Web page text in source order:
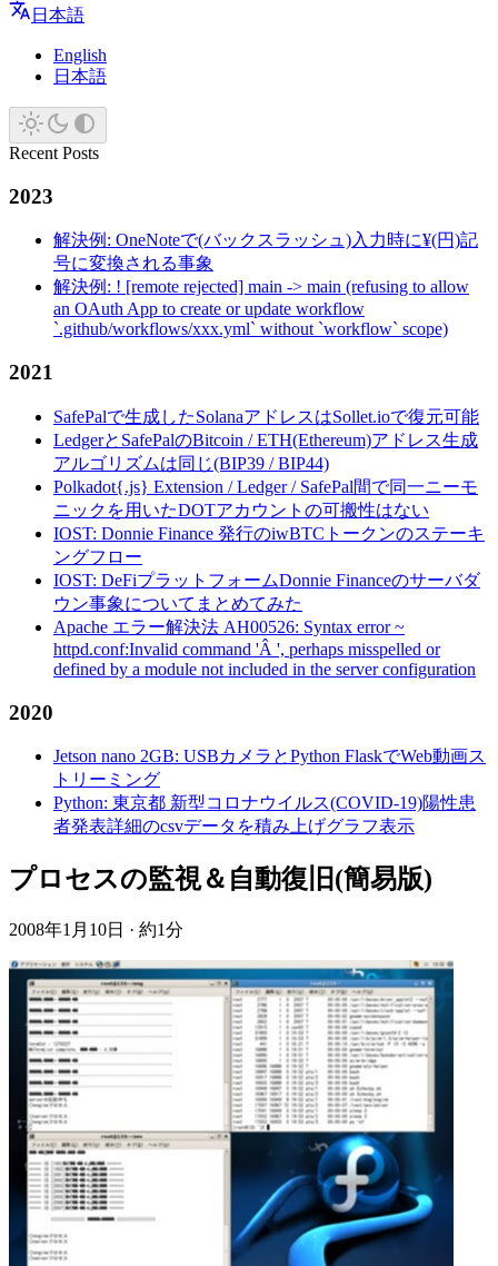
日本語
English
日本語
Recent Posts
2023
解決例: OneNoteで(バックスラッシュ)入力時に¥(円)記
号に変換される事象
解決例: ! [remote rejected] main -> main (refusing to allow
an OAuth App to create or update workflow
`.github/workflows/xxx.yml` without `workflow` scope)
2021
SafePalで生成したSolanaアドレスはSollet.ioで復元可能
LedgerとSafePalのBitcoin / ETH(Ethereum)アドレス生成
アルゴリズムは同じ(BIP39 / BIP44)
Polkadot{.js} Extension / Ledger / SafePal間で同一ニーモ
ニックを用いたDOTアカウントの可搬性はない
IOST: Donnie Finance 発行のiwBTCトークンのステーキ
ングフロー
IOST: DeFiプラットフォームDonnie Financeのサーバダ
ウン事象についてまとめてみた
Apache エラー解決法 AH00526: Syntax error ~
httpd.conf:Invalid command 'Â ', perhaps misspelled or
defined by a module not included in the server configuration
2020
Jetson nano 2GB: USBカメラとPython FlaskでWeb動画ス
トリーミング
Python: 東京都 新型コロナウイルス(COVID-19)陽性患
者発表詳細のcsvデータを積み上げグラフ表示
プロセスの監視＆自動復旧(簡易版)
2008年1月10日 · 約1分